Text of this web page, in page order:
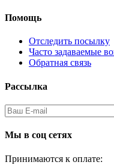
Помощь
Отследить посылку
Часто задаваемые
Обратная связь
Рассылка
Мы в соц сетях
Принимаются к оплате: